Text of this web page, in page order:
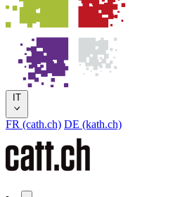
IT
FR (cath.ch) DE (kath.ch)